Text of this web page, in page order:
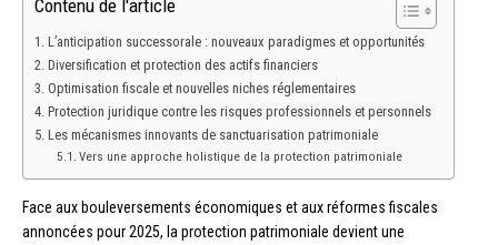
Contenu de l'article
L’anticipation successorale : nouveaux paradigmes et opportunités
Diversification et protection des actifs financiers
Optimisation fiscale et nouvelles niches réglementaires
Protection juridique contre les risques professionnels et personnels
Les mécanismes innovants de sanctuarisation patrimoniale
Vers une approche holistique de la protection patrimoniale
Face aux bouleversements économiques et aux réformes fiscales
annoncées pour 2025, la protection patrimoniale devient une